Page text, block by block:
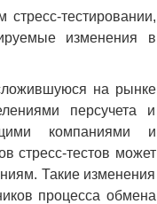
тестировании,
изменения в
на рынке
персучета и
компаниями и
стресс-тестов может
Такие изменения
процесса обмена